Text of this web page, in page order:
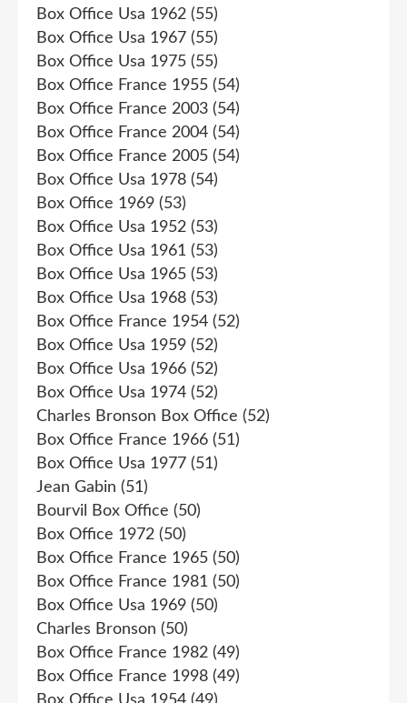
Box Office Usa 1962 (55)
Box Office Usa 1967 (55)
Box Office Usa 1975 (55)
Box Office France 1955 (54)
Box Office France 2003 (54)
Box Office France 2004 (54)
Box Office France 2005 (54)
Box Office Usa 1978 (54)
Box Office 1969 (53)
Box Office Usa 1952 (53)
Box Office Usa 1961 (53)
Box Office Usa 1965 (53)
Box Office Usa 1968 (53)
Box Office France 1954 (52)
Box Office Usa 1959 (52)
Box Office Usa 1966 (52)
Box Office Usa 1974 (52)
Charles Bronson Box Office (52)
Box Office France 1966 (51)
Box Office Usa 1977 (51)
Jean Gabin (51)
Bourvil Box Office (50)
Box Office 1972 (50)
Box Office France 1965 (50)
Box Office France 1981 (50)
Box Office Usa 1969 (50)
Charles Bronson (50)
Box Office France 1982 (49)
Box Office France 1998 (49)